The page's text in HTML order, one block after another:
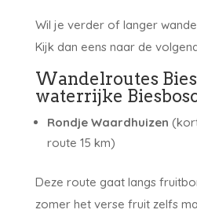
Wil je verder of langer
Kijk dan eens naar de
Wandelroutes
waterrijke
Rondje Waardhuizen
route 15 km)
Deze route gaat langs
zomer het verse fruit zelfs